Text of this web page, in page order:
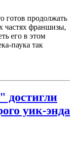
готов продолжать
частях франшизы,
его в этом
паука так
достигли
уик-энда